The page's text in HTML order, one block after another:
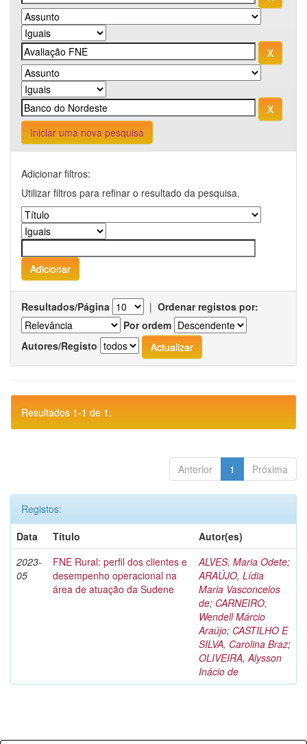
Iniciar uma nova pesquisa
Adicionar filtros:
Utilizar filtros para refinar o resultado da pesquisa.
Resultados/Página | Ordenar registos por:
Por ordem
Autores/Registo
Resultados 1-1 de 1.
Anterior 1 Próxima
Registos:
Data
Título
Autor(es)
2023-
05
FNE Rural: perfil dos clientes e
desempenho operacional na
área de atuação da Sudene
ALVES, Maria Odete;
ARAÚJO, Lídia
Maria Vasconcelos
de; CARNEIRO,
Wendell Márcio
Araújo; CASTILHO E
SILVA, Carolina Braz;
OLIVEIRA, Alysson
Inácio de